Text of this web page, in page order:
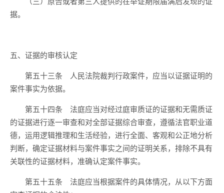
据。
五、证据的审核认定
第五十三条 人民法院裁判行政案件，应当以证据证明的
案件事实为依据。
第五十四条 法庭应当对经过庭审质证的证据和无需质证
的证据进行逐一审查和对全部证据综合审查，遵循法官职业道
德，运用逻辑推理和生活经验，进行全面、客观和公正地分析
判断，确定证据材料与案件事实之间的证明关系，排除不具有
关联性的证据材料，准确认定案件事实。
第五十五条 法庭应当根据案件的具体情况，从以下方面